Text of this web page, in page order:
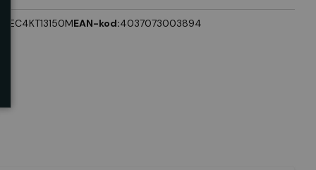
EC4KT13150MEAN-kod:4037073003894